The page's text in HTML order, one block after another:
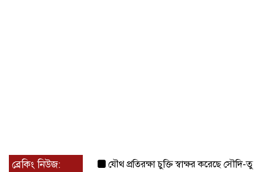
ব্রেকিং নিউজ: যৌথ প্রতিরক্ষা চুক্তি স্বাক্ষর করেছে সৌদি-তুরস্ক-